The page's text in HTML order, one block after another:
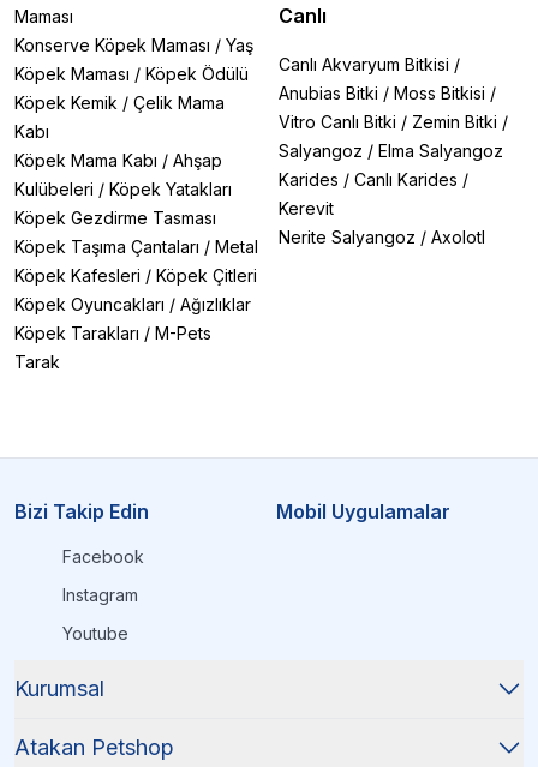
Maması
Konserve Köpek Maması / Yaş
Köpek Maması / Köpek Ödülü
Köpek Kemik / Çelik Mama
Kabı
Köpek Mama Kabı / Ahşap
Kulübeleri / Köpek Yatakları
Köpek Gezdirme Tasması
Köpek Taşıma Çantaları / Metal
Köpek Kafesleri / Köpek Çitleri
Köpek Oyuncakları / Ağızlıklar
Köpek Tarakları / M-Pets
Tarak
Canlı
Canlı Akvaryum Bitkisi /
Anubias Bitki / Moss Bitkisi /
Vitro Canlı Bitki / Zemin Bitki /
Salyangoz / Elma Salyangoz
Karides / Canlı Karides /
Kerevit
Nerite Salyangoz / Axolotl
Bizi Takip Edin
Facebook
Instagram
Youtube
Mobil Uygulamalar
Kurumsal
Atakan Petshop